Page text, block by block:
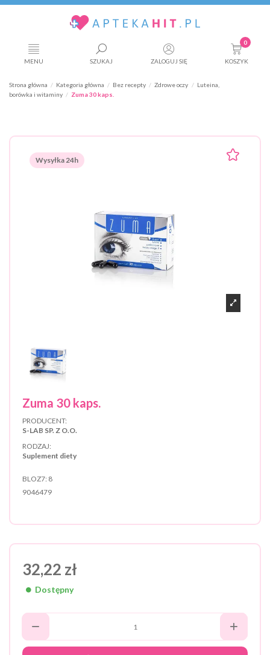
MENU SZUKAJ ZALOGUJ SIĘ
0
KOSZYK
Strona główna Kategoria główna Bez recepty Zdrowe oczy
Luteina,
borówka i witaminy
Zuma 30 kaps.
Wysyłka 24h
Zuma 30 kaps.
PRODUCENT:
S-LAB SP. Z O.O.
RODZAJ:
Suplement diety
BLOZ7: 8
9046479
32,22 zł
Dostępny